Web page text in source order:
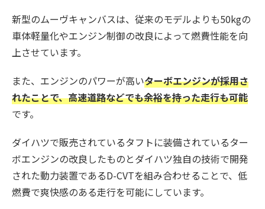
新型のムーヴキャンバスは、従来のモデルよりも50kgの
車体軽量化やエンジン制御の改良によって燃費性能を向
上させています。
また、エンジンのパワーが高いターボエンジンが採用さ
れたことで、高速道路などでも余裕を持った走行も可能
です。
ダイハツで販売されているタフトに装備されているター
ボエンジンの改良したものとダイハツ独自の技術で開発
された動力装置であるD-CVTを組み合わせることで、低
燃費で爽快感のある走行を可能にしています。